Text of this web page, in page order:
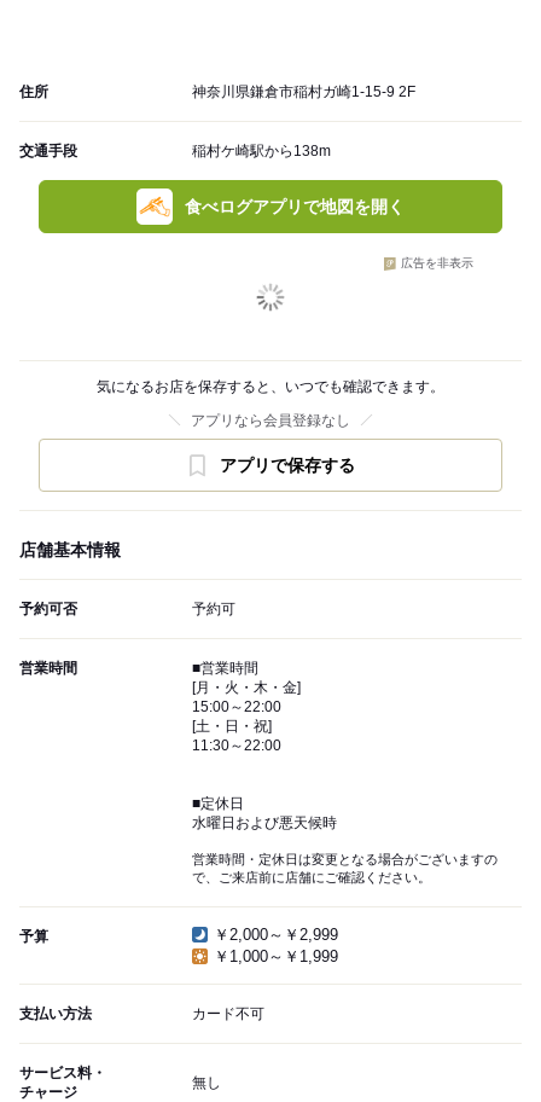
住所 神奈川県鎌倉市稲村ガ崎1-15-9 2F
交通手段 稲村ケ崎駅から138m
食べログアプリで地図を開く
広告を非表示
気になるお店を保存すると、いつでも確認できます。
アプリなら会員登録なし
アプリで保存する
店舗基本情報
予約可否 予約可
営業時間
■営業時間
[月・火・木・金]
15:00～22:00
[土・日・祝]
11:30～22:00
■定休日
水曜日および悪天候時
営業時間・定休日は変更となる場合がございますの
で、ご来店前に店舗にご確認ください。
予算
￥2,000～￥2,999
￥1,000～￥1,999
支払い方法 カード不可
サービス料・
チャージ
無し